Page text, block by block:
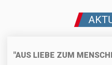
"AUS LIEBE ZUM